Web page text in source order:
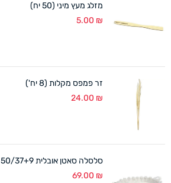
מזלג מעץ מיני (50 יח)
5.00 ₪
זר פמפס מקלות (8 יח')
24.00 ₪
סלסלה סאטן אובלית 50/37+9 ס"מ לבן
69.00 ₪